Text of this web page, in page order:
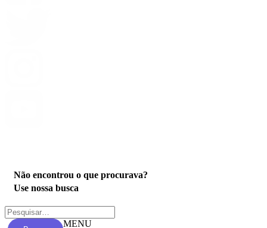
Não encontrou o que procurava?
Use nossa busca
MENU